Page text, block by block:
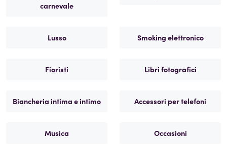
carnevale
Lusso Smoking elettronico
Fioristi Libri fotografici
Biancheria intima e intimo Accessori per telefoni
Musica Occasioni